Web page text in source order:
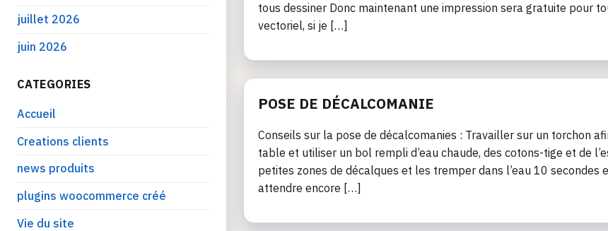
tous dessiner Donc maintenant une impression sera gratuite pour
vectoriel, si je […]
POSE DE DÉCALCOMANIE
Conseils sur la pose de décalcomanies : Travailler sur un torchon
table et utiliser un bol rempli d’eau chaude, des cotons-tige et de
petites zones de décalques et les tremper dans l’eau 10 secondes
attendre encore […]
juillet 2026
juin 2026
CATEGORIES
Accueil
Creations clients
news produits
plugins woocommerce créé
Vie du site